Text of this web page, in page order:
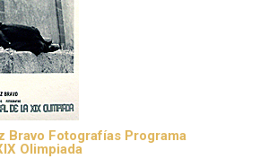
Bravo Fotografías Programa
Olimpiada